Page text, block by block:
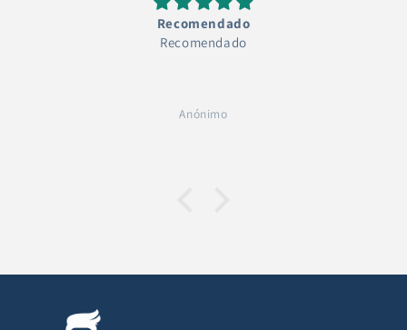
Recomendado
Recomendado
Anónimo